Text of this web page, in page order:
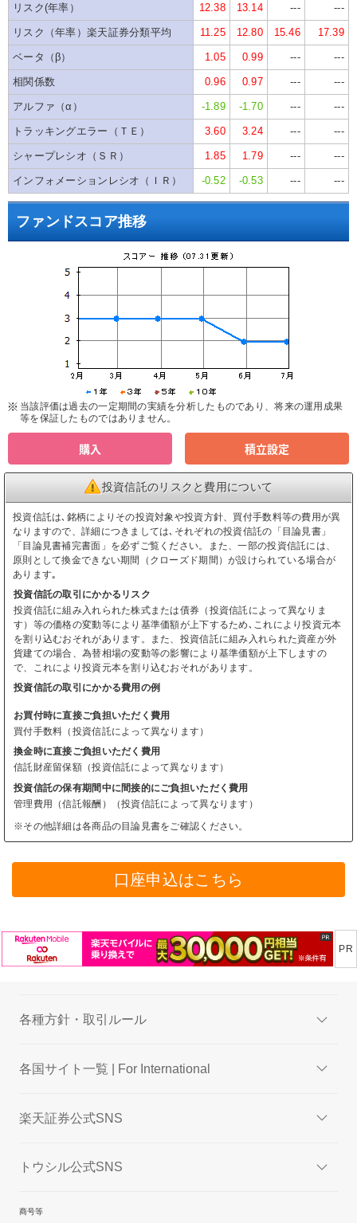
リスク(年率） 12.38 13.14 --- ---
リスク（年率）楽天証券分類平均 11.25 12.80 15.46 17.39
ベータ（β） 1.05 0.99 --- ---
相関係数 0.96 0.97 --- ---
アルファ（α） -1.89 -1.70 --- ---
トラッキングエラー（ＴＥ） 3.60 3.24 --- ---
シャープレシオ（ＳＲ） 1.85 1.79 --- ---
インフォメーションレシオ（ＩＲ） -0.52 -0.53 --- ---
ファンドスコア推移
当該評価は過去の一定期間の実績を分析したものであり、将来の運用成果
等を保証したものではありません。
購入 積立設定
投資信託のリスクと費用について
投資信託は､銘柄によりその投資対象や投資方針、買付手数料等の費用が異
なりますので、詳細につきましては､それぞれの投資信託の「目論見書」
「目論見書補完書面」を必ずご覧ください。また、一部の投資信託には、
原則として換金できない期間（クローズド期間）が設けられている場合が
あります｡
投資信託の取引にかかるリスク
投資信託に組み入れられた株式または債券（投資信託によって異なりま
す）等の価格の変動等により基準価額が上下するため､これにより投資元本
を割り込むおそれがあります。また、投資信託に組み入れられた資産が外
貨建ての場合、為替相場の変動等の影響により基準価額が上下しますの
で、これにより投資元本を割り込むおそれがあります。
投資信託の取引にかかる費用の例
お買付時に直接ご負担いただく費用
買付手数料（投資信託によって異なります）
換金時に直接ご負担いただく費用
信託財産留保額（投資信託によって異なります）
投資信託の保有期間中に間接的にご負担いただく費用
管理費用（信託報酬）（投資信託によって異なります）
※その他詳細は各商品の目論見書をご確認ください。
口座申込はこちら
各種方針・取引ルール
各国サイト一覧 | For International
楽天証券公式SNS
トウシル公式SNS
商号等